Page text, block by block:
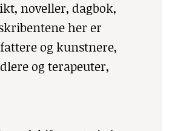
noveller, dagbok,
her er
og kunstnere,
og terapeuter,